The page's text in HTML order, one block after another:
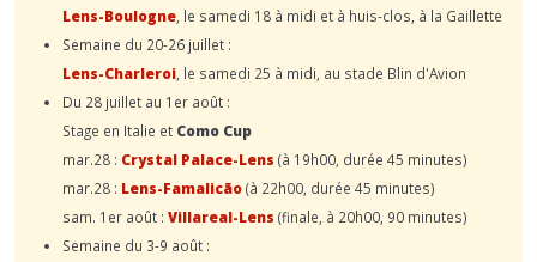
Lens-Boulogne , le samedi 18 à midi et à huis-clos, à la Gaillette
Semaine du 20-26 juillet :
Lens-Charleroi , le samedi 25 à midi, au stade Blin d'Avion
Du 28 juillet au 1er août :
Stage en Italie et Como Cup
mar.28 : Crystal Palace-Lens (à 19h00, durée 45 minutes)
mar.28 : Lens-Famalicão(à 22h00, durée 45 minutes)
sam. 1er août : Villareal-Lens (finale, à 20h00, 90 minutes)
Semaine du 3-9 août :